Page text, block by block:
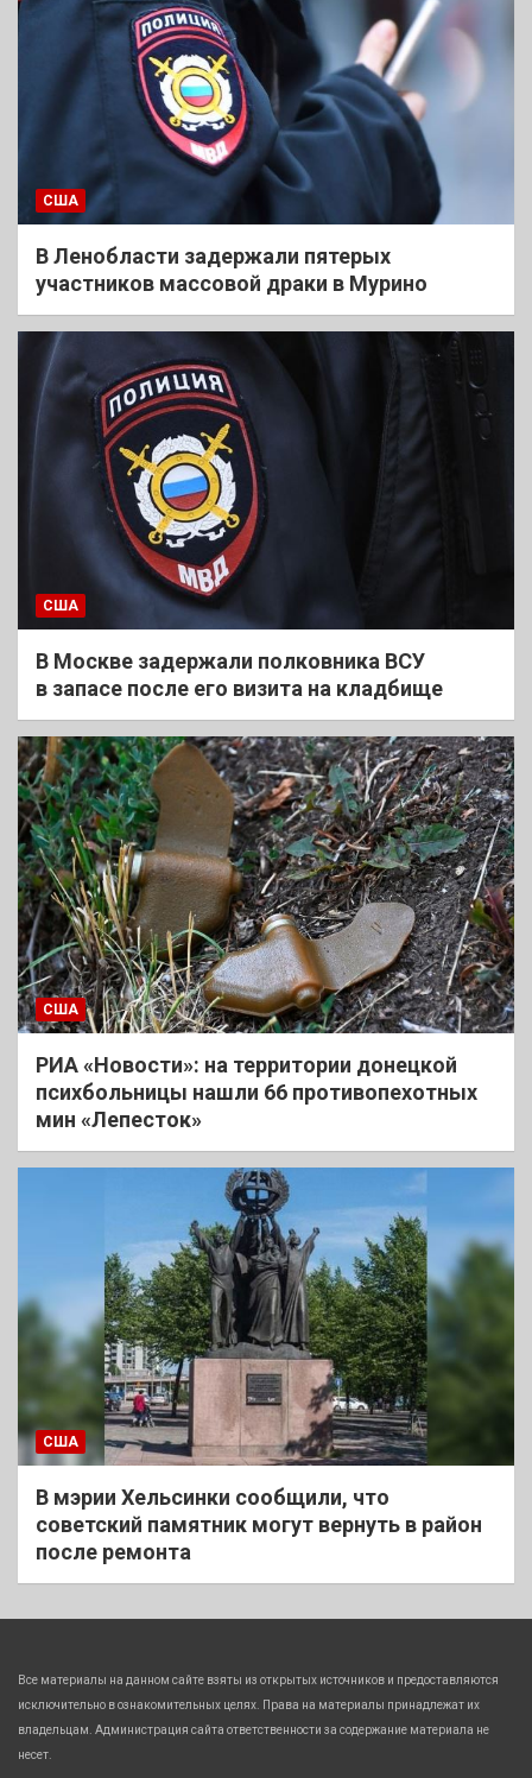
США
В Ленобласти задержали пятерых
участников массовой драки в Мурино
США
В Москве задержали полковника ВСУ
в запасе после его визита на кладбище
США
РИА «Новости»: на территории донецкой
психбольницы нашли 66 противопехотных
мин «Лепесток»
США
В мэрии Хельсинки сообщили, что
советский памятник могут вернуть в район
после ремонта
Все материалы на данном сайте взяты из открытых источников и предоставляются
исключительно в ознакомительных целях. Права на материалы принадлежат их
владельцам. Администрация сайта ответственности за содержание материала не
несет.